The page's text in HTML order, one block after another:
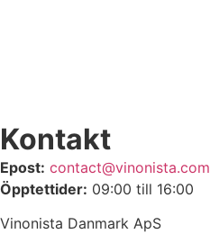
Kontakt
Epost: contact@vinonista.com
Öpptettider: 09:00 till 16:00
Vinonista Danmark ApS